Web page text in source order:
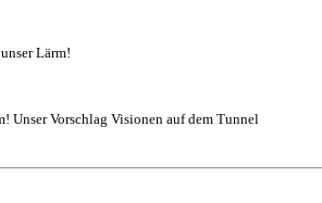
Unser Vorschlag Visionen auf dem Tunnel